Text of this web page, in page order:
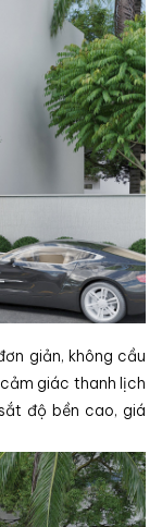
giản, không cầu
giác thanh lịch
độ bền cao, giá